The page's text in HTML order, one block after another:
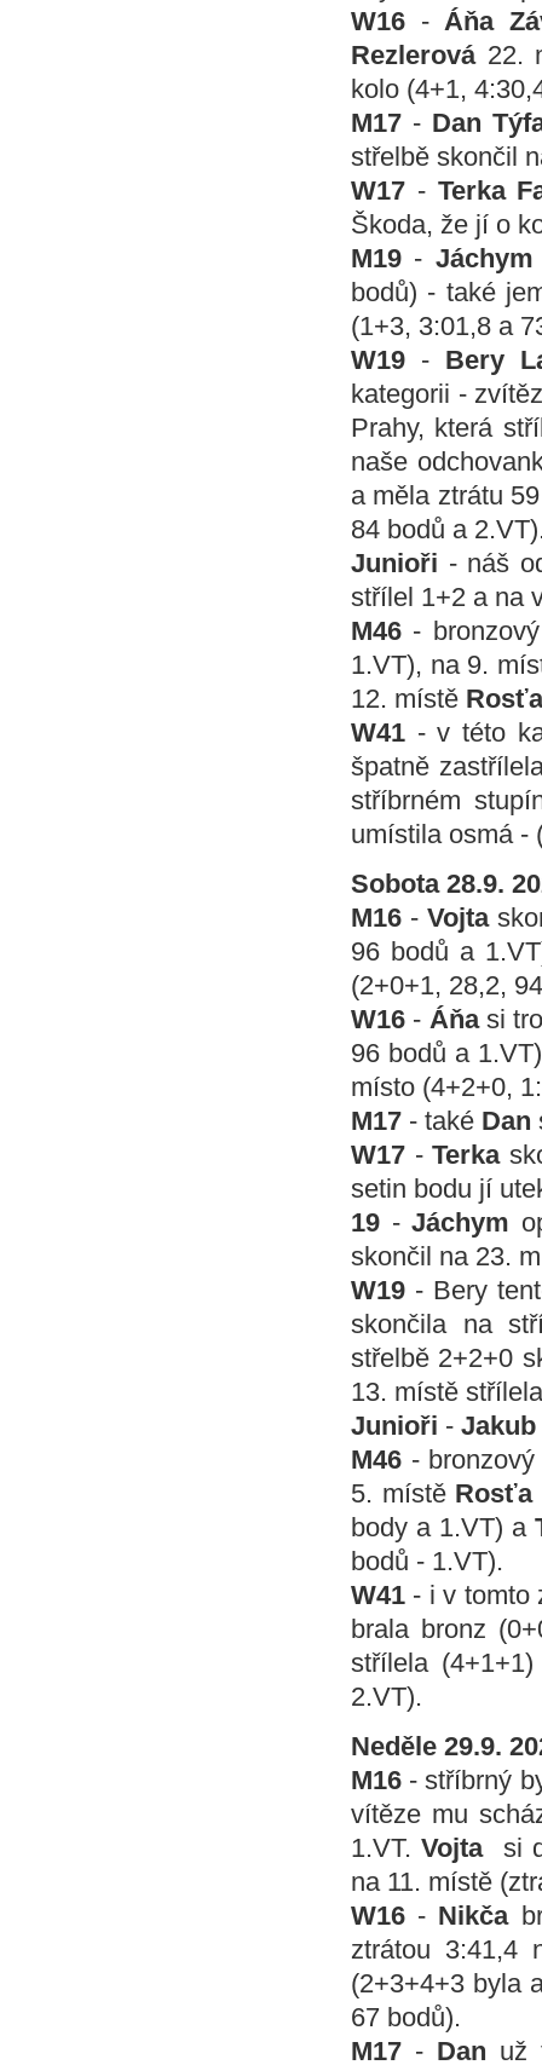
W16 -Áňa
Rezlerová 22.
kolo (4+1,
M17 - Dan
střelbě skončil
W17 - Terka
Škoda, že jí o
M19 -
bodů) - také
(1+3, 3:01,8 a
W19 - Bery
kategorii -
Prahy, která
naše
a měla ztrátu
84 bodů a
Junioři - náš
střílel 1+2 a na
M46 -
1.VT), na 9.
12. místě
W41 - v této
špatně
stříbrném
umístila osmá -
Sobota 28.9.
M16 -Vojta
96 bodů a
(2+0+1, 28,2,
W16 - Áňasi
96 bodů a
místo (4+2+0,
M17 - také Dan
W17 -Terka
setin bodu jí
19 -Jáchym
skončil na 23.
W19 - Bery
skončila na
střelbě 2+2+0
13. místě
Junioři - Jakub
M46 -
5. místě Rosťa
body a 1.VT) a
bodů - 1.VT).
W41 - i v tomto
brala bronz
střílela
2.VT).
Neděle 29.9.
M16 - stříbrný
vítěze mu
1.VT.Vojtasi
na 11. místě
W16 - Nikča
ztrátou 3:41,4
(2+3+4+3 byla
67 bodů).
M17 - Dan už